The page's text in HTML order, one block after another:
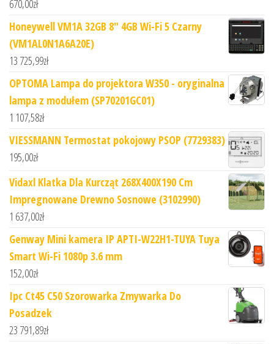
670,00zł
Honeywell VM1A 32GB 8" 4GB Wi-Fi 5 Czarny
(VM1AL0N1A6A20E)
13 725,99zł
OPTOMA Lampa do projektora W350 - oryginalna
lampa z modułem (SP70201GC01)
1 107,58zł
VIESSMANN Termostat pokojowy PSOP (7729383)
195,00zł
Vidaxl Klatka Dla Kurcząt 268X400X190 Cm
Impregnowane Drewno Sosnowe (3102990)
1 637,00zł
Genway Mini kamera IP APTI-W22H1-TUYA Tuya
Smart Wi-Fi 1080p 3.6 mm
152,00zł
Ipc Ct45 C50 Szorowarka Zmywarka Do
Posadzek
23 791,89zł